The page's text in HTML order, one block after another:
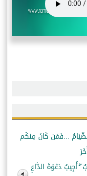
...فَمَن كَانَ مِنكُم
أُجِيبُ دَعْوَةَ الدَّاعِ